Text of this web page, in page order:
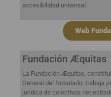
accesibilidad universal.
Web
Fundación Æquitas
La Fundación Æquitas,
General del Notariado, trabaja
jurídica de colectivos